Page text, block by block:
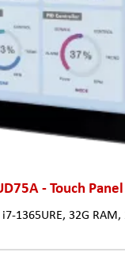
- Touch
1365URE, 32G RAM,